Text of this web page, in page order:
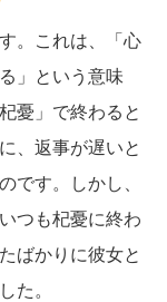
。これは、「心
」という意味
憂」で終わると
、返事が遅いと
です。しかし、
つも杞憂に終わ
ばかりに彼女と
た。